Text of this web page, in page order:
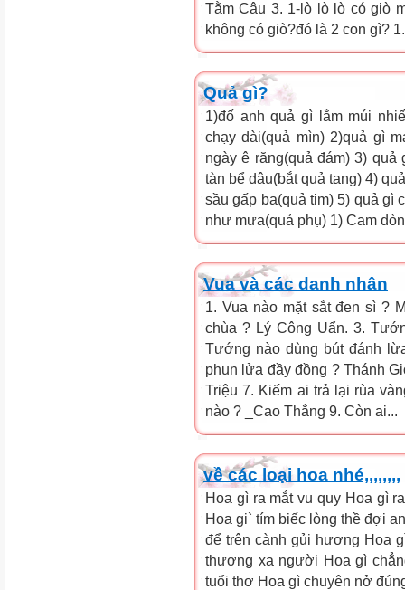
Tằm Câu 3. 1-lò lò lò có giò
không có giò?đó là 2 con gì?
Quả gì?
1)đố anh quả gì lắm múi
chạy dài(quả mìn) 2)quả gì
ngày ê răng(quả đám) 3)
tàn bể dâu(bắt quả tang) 4)
sầu gấp ba(quả tim) 5) quả gì
như mưa(quả phụ) 1) Cam
Vua và các danh nhân
1. Vua nào mặt sắt đen sì ?
chùa ? Lý Công Uẩn. 3.
Tướng nào dùng bút đánh
phun lửa đầy đồng ? Thánh
Triệu 7. Kiếm ai trả lại rùa
nào ? _Cao Thắng 9. Còn ai...
về các loại hoa nhé,,,,,,,,
Hoa gì ra mắt vu quy Hoa gì
Hoa gi` tím biếc lòng thề đợi
để trên cành gủi hương Hoa
thương xa người Hoa gì
tuổi thơ Hoa gì chuyên nở